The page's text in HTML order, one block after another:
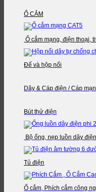
Ổ CẮM
Ổ cắm mạng, điện thoại,
Đế và hộp nối
Dây & Cáp điện / Cáp
Bút thử điện
Bộ ống, nẹp luồn dây điện
Tủ điện
Ổ cắm, Phích cắm công